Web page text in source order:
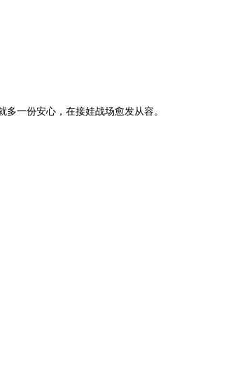
一份安心，在接娃战场愈发从容。